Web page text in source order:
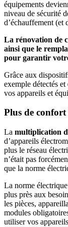
équipements
niveau de sécurité
d’échauffement (et
La rénovation de
ainsi que le
pour garantir
Grâce aux
exemple détectés
vos appareils et
Plus de
La multiplication
d’appareils
plus le réseau
n’était pas
que la norme
La norme
plus près aux
les pièces,
modules
utiliser vos